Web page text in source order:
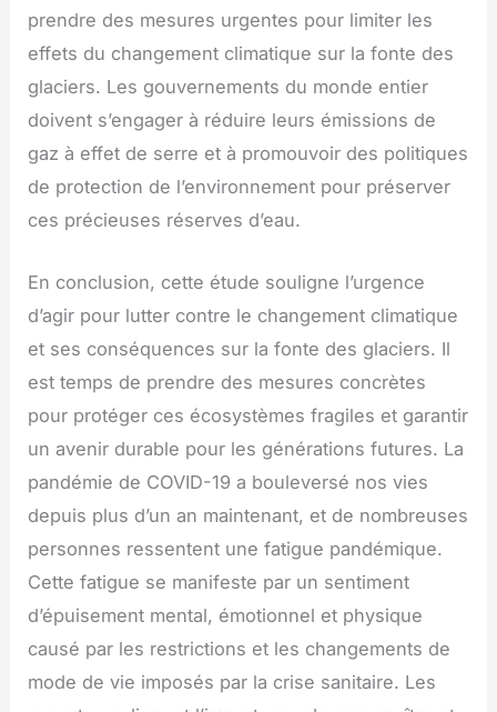
prendre des mesures urgentes pour limiter les
effets du changement climatique sur la fonte des
glaciers. Les gouvernements du monde entier
doivent s’engager à réduire leurs émissions de
gaz à effet de serre et à promouvoir des politiques
de protection de l’environnement pour préserver
ces précieuses réserves d’eau.
En conclusion, cette étude souligne l’urgence
d’agir pour lutter contre le changement climatique
et ses conséquences sur la fonte des glaciers. Il
est temps de prendre des mesures concrètes
pour protéger ces écosystèmes fragiles et garantir
un avenir durable pour les générations futures. La
pandémie de COVID-19 a bouleversé nos vies
depuis plus d’un an maintenant, et de nombreuses
personnes ressentent une fatigue pandémique.
Cette fatigue se manifeste par un sentiment
d’épuisement mental, émotionnel et physique
causé par les restrictions et les changements de
mode de vie imposés par la crise sanitaire. Les